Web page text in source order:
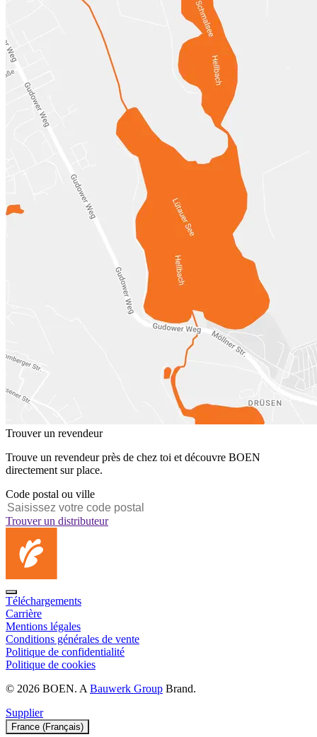
Trouver un revendeur
Trouve un revendeur près de chez toi et découvre BOEN
directement sur place.
Code postal ou ville
Trouver un distributeur
Téléchargements
Carrière
Mentions légales
Conditions générales de vente
Politique de confidentialité
Politique de cookies
© 2026 BOEN. ABauwerk Group Brand.
Supplier
France (Français)